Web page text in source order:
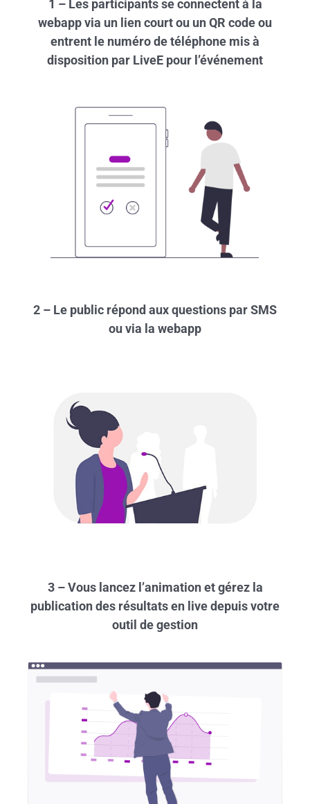
1 – Les participants se connectent à la
webapp via un lien court ou un QR code ou
entrent le numéro de téléphone mis à
disposition par LiveE pour l’événement
2 – Le public répond aux questions par SMS
ou via la webapp
3 – Vous lancez l’animation et gérez la
publication des résultats en live depuis votre
outil de gestion